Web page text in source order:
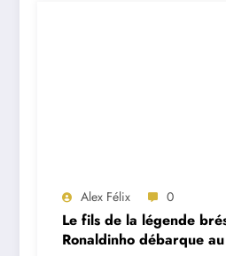
Alex Félix 0
Le fils de la légende
Ronaldinho débarque